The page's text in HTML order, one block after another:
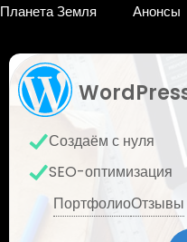
Планета Земля Анонсы
Создаём с нуля
SEO-оптимизация
ПортфолиоОтзывы